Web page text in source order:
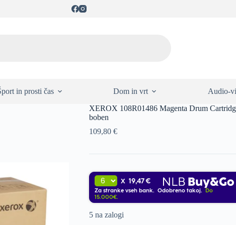
in prosti čas Dom in vrt Audio-
XEROX 108R01486 Magenta Drum
boben
109,80 €
X 19,47 €
Za stranke vseh bank. Odobreno takoj.
Do
15.000€.
5 na zalogi